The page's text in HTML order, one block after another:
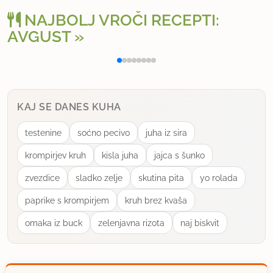
Ja res so super ti cvetovi. Jaz sem jih nekaj
NAJBOLJ VROČI RECEPTI:
AVGUST
Polnjena paprika na klasičen način
KAJ SE DANES KUHA
testenine soćno pecivo juha iz sira
krompirjev kruh kisla juha jajca s šunko
zvezdice sladko zelje skutina pita yo rolada
paprike s krompirjem kruh brez kvaša
omaka iz buck zelenjavna rizota naj biskvit